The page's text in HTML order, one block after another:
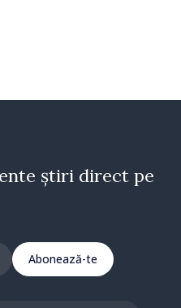
știri direct pe
Abonează-te